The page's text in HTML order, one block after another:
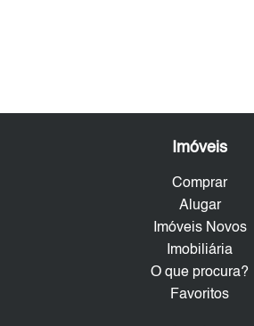
Imóveis
Comprar
Alugar
Imóveis Novos
Imobiliária
O que procura?
Favoritos